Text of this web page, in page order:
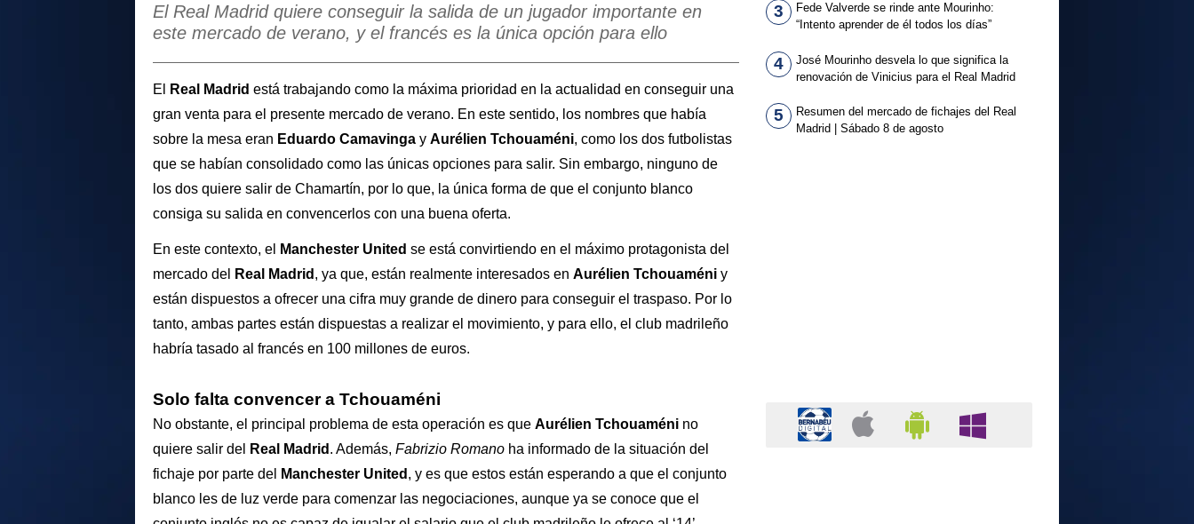
El Real Madrid quiere conseguir la salida de un jugador importante en
este mercado de verano, y el francés es la única opción para ello
El Real Madrid está trabajando como la máxima prioridad en la actualidad en conseguir una
gran venta para el presente mercado de verano. En este sentido, los nombres que había
sobre la mesa eran Eduardo Camavinga y Aurélien Tchouaméni, como los dos futbolistas
que se habían consolidado como las únicas opciones para salir. Sin embargo, ninguno de
los dos quiere salir de Chamartín, por lo que, la única forma de que el conjunto blanco
consiga su salida en convencerlos con una buena oferta.
En este contexto, el Manchester United se está convirtiendo en el máximo protagonista del
mercado del
Real Madrid , ya que, están realmente interesados en Aurélien Tchouaméni y
están dispuestos a ofrecer una cifra muy grande de dinero para conseguir el traspaso. Por lo
tanto, ambas partes están dispuestas a realizar el movimiento, y para ello, el club madrileño
habría tasado al francés en 100 millones de euros.
Solo falta convencer a Tchouaméni
No obstante, el principal problema de esta operación es que Aurélien Tchouaméni no
quiere salir del
Real Madrid . Además, Fabrizio Romano ha informado de la situación del
fichaje por parte del
Manchester United , y es que estos están esperando a que el conjunto
blanco les de luz verde para comenzar las negociaciones, aunque ya se conoce que el
3
Fede Valverde se rinde ante Mourinho:
“Intento aprender de él todos los días”
4
José Mourinho desvela lo que significa la
renovación de Vinicius para el Real Madrid
5
Resumen del mercado de fichajes del Real
Madrid | Sábado 8 de agosto